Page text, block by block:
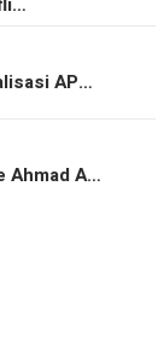
AP…
Ahmad A…